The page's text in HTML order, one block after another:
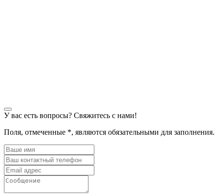
У вас есть вопросы? Свяжитесь с нами!
Поля, отмеченные *, являются обязательными для заполнения.